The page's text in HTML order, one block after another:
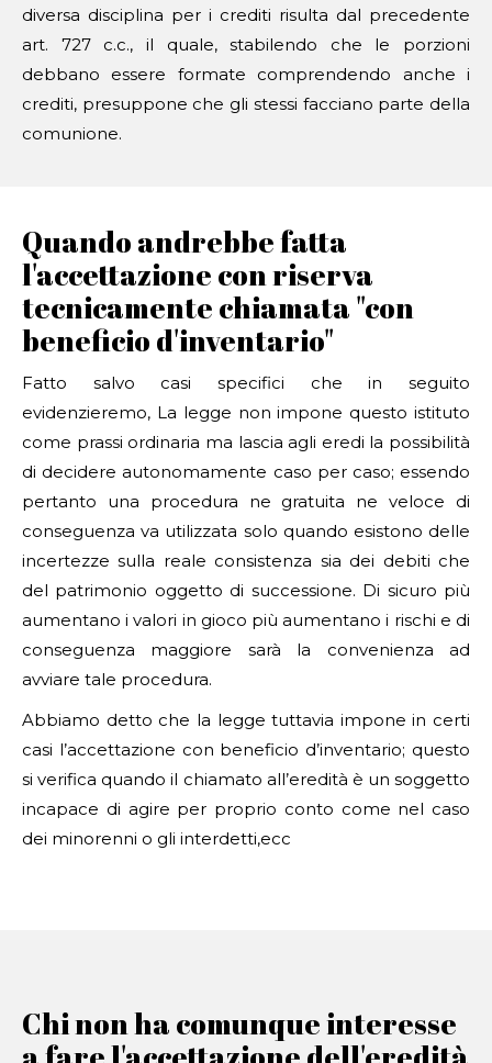
diversa disciplina per i crediti risulta dal precedente
art. 727 c.c., il quale, stabilendo che le porzioni
debbano essere formate comprendendo anche i
crediti, presuppone che gli stessi facciano parte della
comunione.
Quando andrebbe fatta
l'accettazione con riserva
tecnicamente chiamata "con
beneficio d'inventario"
Fatto salvo casi specifici che in seguito
evidenzieremo, La legge non impone questo istituto
come prassi ordinaria ma lascia agli eredi la possibilità
di decidere autonomamente caso per caso; essendo
pertanto una procedura ne gratuita ne veloce di
conseguenza va utilizzata solo quando esistono delle
incertezze sulla reale consistenza sia dei debiti che
del patrimonio oggetto di successione. Di sicuro più
aumentano i valori in gioco più aumentano i rischi e di
conseguenza maggiore sarà la convenienza ad
avviare tale procedura.
Abbiamo detto che la legge tuttavia impone in certi
casi l’accettazione con beneficio d’inventario; questo
si verifica quando il chiamato all’eredità è un soggetto
incapace di agire per proprio conto come nel caso
dei minorenni o gli interdetti,ecc
Chi non ha comunque interesse